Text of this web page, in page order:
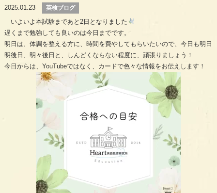
2025.01.23 英検ブログ
いよいよ本試験まであと2日となりました
遅くまで勉強しても良いのは今日までです。
明日は、体調を整える方に、時間を費やしてもらいたいので、今日も明日
明後日、明々後日と、しんどくならない程度に、頑張りましょう！
今日からは、YouTubeではなく、カードで色々な情報をお伝えします！